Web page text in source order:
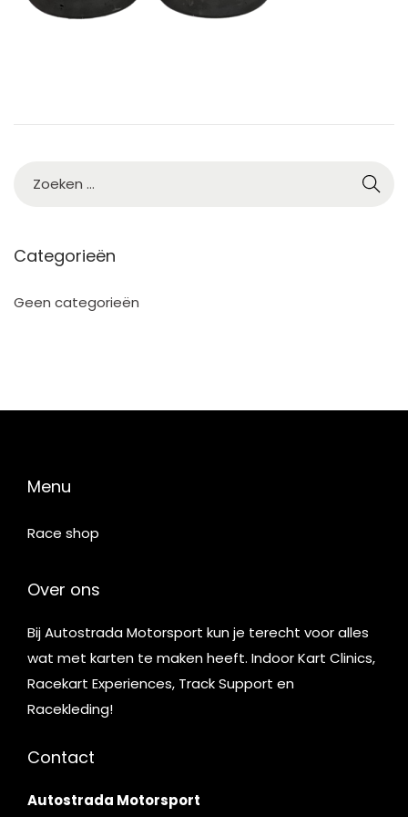
Categorieën
Geen categorieën
Menu
Race shop
Over ons
Bij Autostrada Motorsport kun je terecht voor alles
wat met karten te maken heeft. Indoor Kart Clinics,
Racekart Experiences, Track Support en
Racekleding!
Contact
Autostrada Motorsport